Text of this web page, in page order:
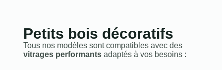
Petits bois décoratifs
Tous nos modèles sont compatibles avec des
vitrages performantsadaptés à vos besoins :